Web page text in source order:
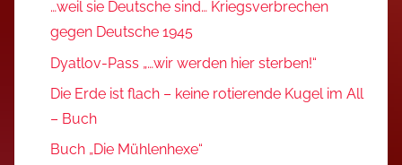
…weil sie Deutsche sind… Kriegsverbrechen
gegen Deutsche 1945
Dyatlov-Pass „…wir werden hier sterben!“
Die Erde ist flach – keine rotierende Kugel im All
– Buch
Buch „Die Mühlenhexe“